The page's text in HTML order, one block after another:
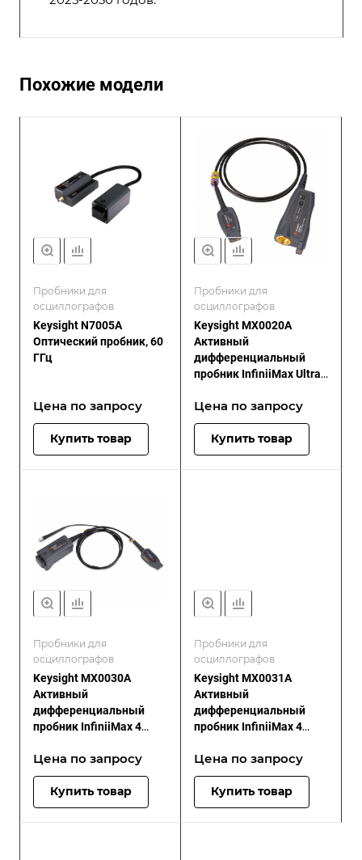
Похожие модели
Пробники для
осциллографов
Keysight N7005A
Оптический пробник, 60
ГГц
Цена по запросу
Купить товар
Пробники для
осциллографов
Keysight MX0020A
Активный
дифференциальный
пробник InfiniiMax Ultra,
Цена по запросу
Купить товар
Пробники для
осциллографов
Keysight MX0030A
Активный
дифференциальный
пробник InfiniiMax 4
Цена по запросу
Купить товар
Пробники для
осциллографов
Keysight MX0031A
Активный
дифференциальный
пробник InfiniiMax 4
Цена по запросу
Купить товар